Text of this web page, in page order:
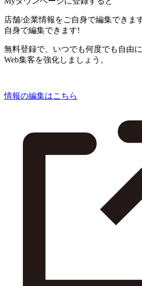
店舗/企業情報をご自身で編集できま
自身で編集できます!
無料登録で、いつでも何度でも自由
Web集客を強化しましょう。
情報の編集はこちら